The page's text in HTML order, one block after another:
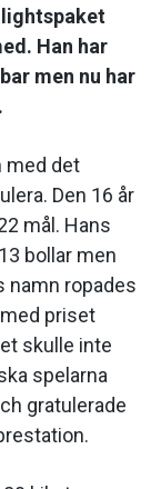
Han har
men nu har
med det
Den 16 år
mål. Hans
bollar men
namn ropades
priset
skulle inte
spelarna
gratulerade